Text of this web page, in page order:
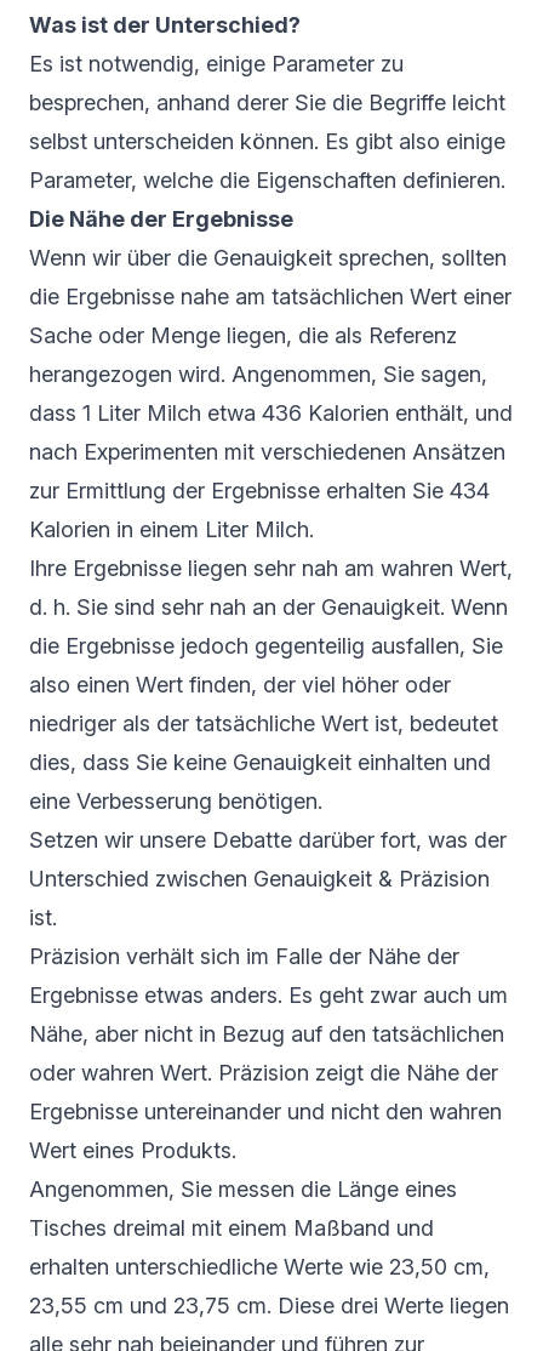
Was ist der Unterschied?
Es ist notwendig, einige Parameter zu
besprechen, anhand derer Sie die Begriffe leicht
selbst unterscheiden können. Es gibt also einige
Parameter, welche die Eigenschaften definieren.
Die Nähe der Ergebnisse
Wenn wir über die Genauigkeit sprechen, sollten
die Ergebnisse nahe am tatsächlichen Wert einer
Sache oder Menge liegen, die als Referenz
herangezogen wird. Angenommen, Sie sagen,
dass 1 Liter Milch etwa 436 Kalorien enthält, und
nach Experimenten mit verschiedenen Ansätzen
zur Ermittlung der Ergebnisse erhalten Sie 434
Kalorien in einem Liter Milch.
Ihre Ergebnisse liegen sehr nah am wahren Wert,
d. h. Sie sind sehr nah an der Genauigkeit. Wenn
die Ergebnisse jedoch gegenteilig ausfallen, Sie
also einen Wert finden, der viel höher oder
niedriger als der tatsächliche Wert ist, bedeutet
dies, dass Sie keine Genauigkeit einhalten und
eine Verbesserung benötigen.
Setzen wir unsere Debatte darüber fort, was der
Unterschied zwischen Genauigkeit & Präzision
ist.
Präzision verhält sich im Falle der Nähe der
Ergebnisse etwas anders. Es geht zwar auch um
Nähe, aber nicht in Bezug auf den tatsächlichen
oder wahren Wert. Präzision zeigt die Nähe der
Ergebnisse untereinander und nicht den wahren
Wert eines Produkts.
Angenommen, Sie messen die Länge eines
Tisches dreimal mit einem Maßband und
erhalten unterschiedliche Werte wie 23,50 cm,
23,55 cm und 23,75 cm. Diese drei Werte liegen
alle sehr nah beieinander und führen zur